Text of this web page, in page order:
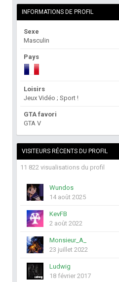
INFORMATIONS DE PROFIL
Sexe
Masculin
Pays
Loisirs
Jeux Vidéo ; Sport !
GTA favori
GTA V
VISITEURS RÉCENTS DU PROFIL
11 822 visualisations du profil
Wundos
14 août 2025
KevFB
2 août 2022
Monsieur_A_
23 juillet 2022
Ludwig
18 février 2017